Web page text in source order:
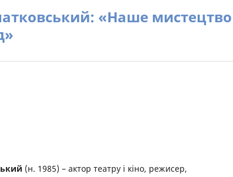
«Наше мистецтво
(н. 1985) – актор театру і кіно, режисер,